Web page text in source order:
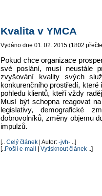
Kvalita v YMCA
Vydáno dne 01. 02. 2015 (1802
Pokud chce organizace
své poslání, musí neustále
zvyšování kvality svých
konkurenčního prostředí,
pohledu klientů, kteří vždy
Musí být schopna reagovat
legislativy, demografické
dobrovolníků, změny objemu
impulzů.
[.. Celý článek | Autor: -jvh- ..]
[..Pošli e-mail Vytisknout článek ..]